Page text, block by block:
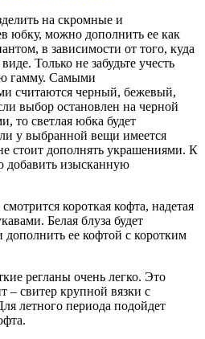
на скромные и
юбку, можно дополнить ее как
в зависимости от того, куда
Только не забудьте учесть
гамму. Самыми
считаются черный, бежевый,
выбор остановлен на черной
то светлая юбка будет
у выбранной вещи имеется
стоит дополнять украшениями. К
изысканную
короткая кофта, надетая
Белая блуза будет
дополнить ее кофтой с коротким
регланы очень легко. Это
– свитер крупной вязки с
летного периода подойдет